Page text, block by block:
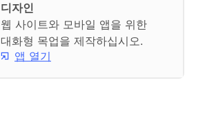
디자인
웹 사이트와 모바일 앱을 위한
대화형 목업을 제작하십시오.
앱 열기